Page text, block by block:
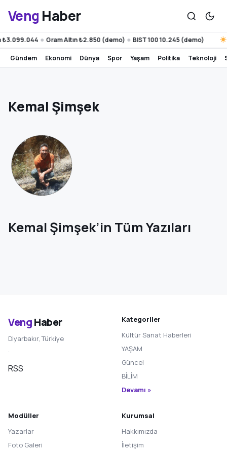
Veng Haber
₺3.099.044 ● Gram Altın ₺2.850 (demo) ● BIST 100 10.245 (demo)
gündem ekonomi dünya spor yaşam politika teknoloji
Kemal Şimşek
Kemal Şimşek’in Tüm Yazıları
VengHaber
Diyarbakır, Türkiye
·
RSS
Kategoriler
Kültür Sanat Haberleri
YAŞAM
Güncel
BİLİM
Devamı »
Modüller
Yazarlar
Foto Galeri
Kurumsal
Hakkımızda
İletişim